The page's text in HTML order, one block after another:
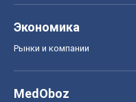
Экономика
Рынки и компании
MedOboz